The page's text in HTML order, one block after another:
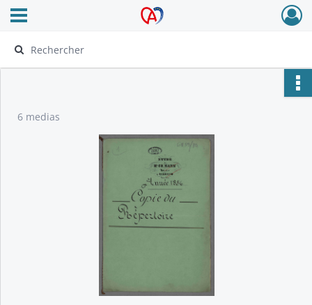
Archives Alsace - Colmar
Ouvrir le menu déroulant
6 medias